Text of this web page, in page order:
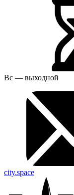
Вс — выходной
city.space